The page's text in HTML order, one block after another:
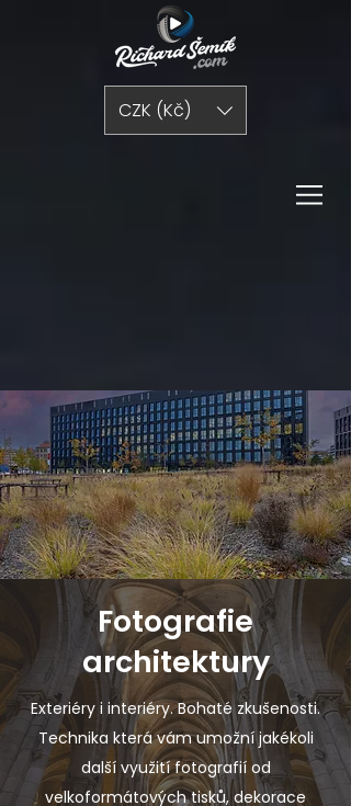
CZK (Kč)
Fotografie
architektury
Exteriéry i interiéry. Bohaté zkušenosti.
Technika která vám umožní jakékoli
další využití fotografií od
velkoformátových tisků, dekorace